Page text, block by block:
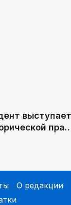
О редакции